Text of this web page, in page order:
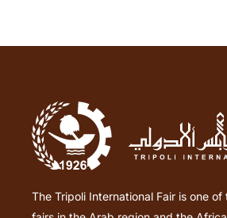
The Tripoli International Fair is one